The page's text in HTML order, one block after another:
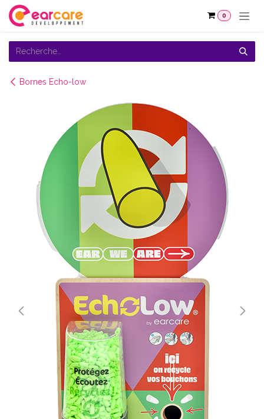
Se rendre au contenu
0
Bornes Echo-low